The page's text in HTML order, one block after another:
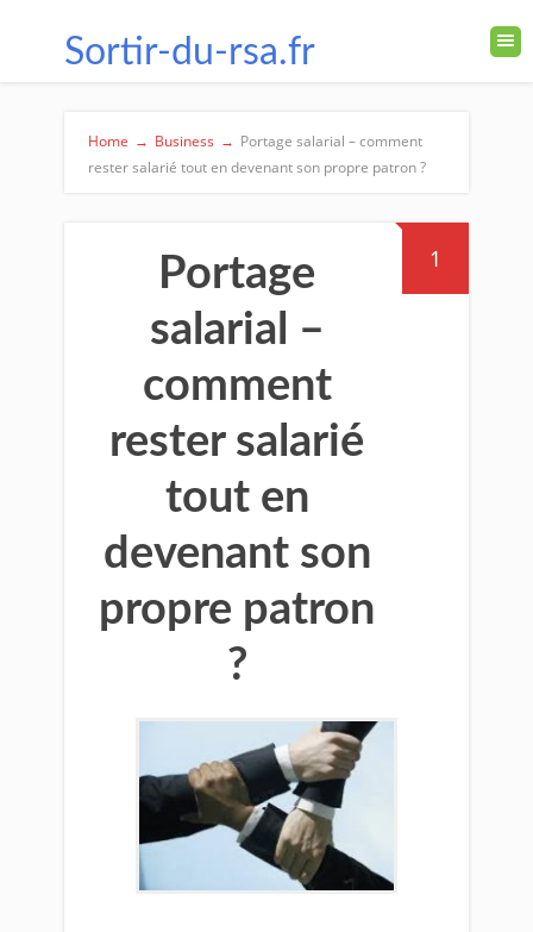
Sortir-du-rsa.fr
Home → Business → Portage salarial – comment
rester salarié tout en devenant son propre patron ?
1
Portage
salarial –
comment
rester salarié
tout en
devenant son
propre patron
?